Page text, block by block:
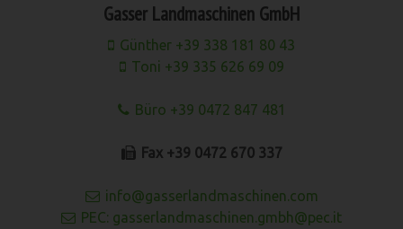
Gasser Landmaschinen GmbH
Günther +39 338 181 80 43
Toni +39 335 626 69 09
Büro +39 0472 847 481
Fax +39 0472 670 337
info@gasserlandmaschinen.com
PEC: gasserlandmaschinen.gmbh@pec.it